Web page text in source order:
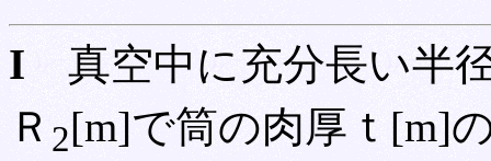
I 真空中に充分長い半
Ｒ2[m]で筒の肉厚ｔ[m]